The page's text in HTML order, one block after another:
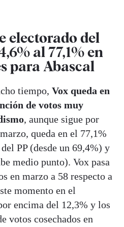
electorado del
al 77,1% en
para Abascal
tiempo, Vox queda en
de votos muy
, aunque sigue por
queda en el 77,1%
PP (desde un 69,4%) y
medio punto). Vox pasa
en marzo a 58 respecto a
momento en el
encima del 12,3% y los
votos cosechados en